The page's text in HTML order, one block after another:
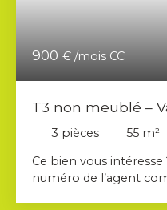
900 € /mois CC
T3 non meublé –
3 pièces 55 m²
Ce bien vous
numéro de l’agent